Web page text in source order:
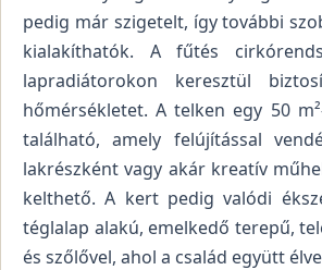
pedig már szigetelt, így további
kialakíthatók. A fűtés
lapradiátorokon keresztül
hőmérsékletet. A telken egy 50
található, amely felújítással
lakrészként vagy akár kreatív
kelthető. A kert pedig valódi
téglalap alakú, emelkedő terepű,
és szőlővel, ahol a család együtt